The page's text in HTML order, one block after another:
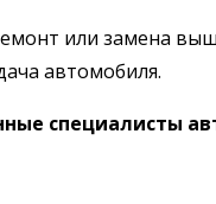
или замена
автомобиля.
специалисты